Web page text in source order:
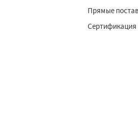
Прямые
Сертификация